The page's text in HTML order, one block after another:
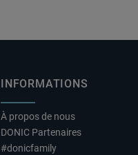
INFORMATIONS
À propos de nous
DONIC Partenaires
#donicfamily